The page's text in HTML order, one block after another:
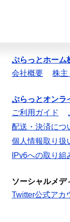
ぷらっとホーム
会社概要
株主
ぷらっとオンラ
ご利用ガイド
配送・決済につ
個人情報取り扱
IPv6への取り組
ソーシャルメデ
Twitter公式アカ